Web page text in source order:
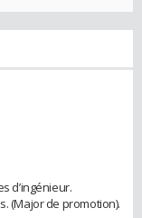
d’ingénieur.
(Major de promotion).